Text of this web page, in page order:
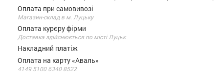
Оплата при самовивозі
Магазин-склад в м. Луцьку
Оплата курєру фірми
Доставка здійснюється по місті Луцьк
Накладний платіж
Оплата на карту «Аваль»
4149 5100 6340 8522